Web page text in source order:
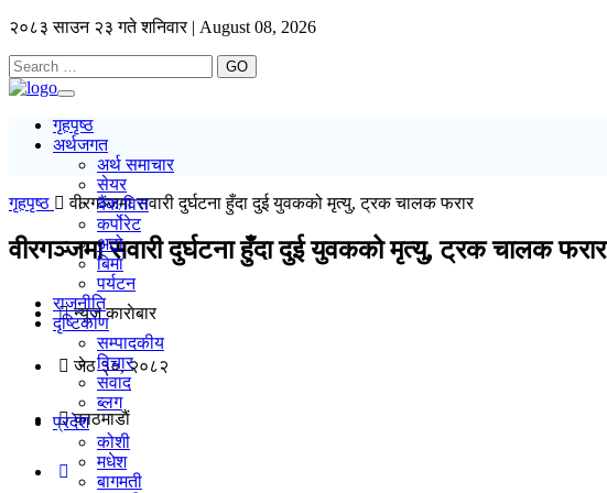
२०८३ साउन २३ गते शनिवार | August 08, 2026
GO
Toggle
navigation
गृहपृष्ठ
अर्थजगत
अर्थ समाचार
सेयर
बैंक/वित्त
कर्पोरेट
अटो
बिमा
पर्यटन
राजनीति
दृष्टिकोण
सम्पादकीय
विचार
संवाद
ब्लग
प्रदेश
कोशी
मधेश
बागमती
गृहपृष्ठ वीरगञ्जमा सवारी दुर्घटना हुँदा दुई युवकको मृत्यु, ट्रक चालक फरार
वीरगञ्जमा सवारी दुर्घटना हुँदा दुई युवकको मृत्यु, ट्रक चालक फरार
न्यूज काराेबार
जेठ ३०, २०८२
काठमाडाैं